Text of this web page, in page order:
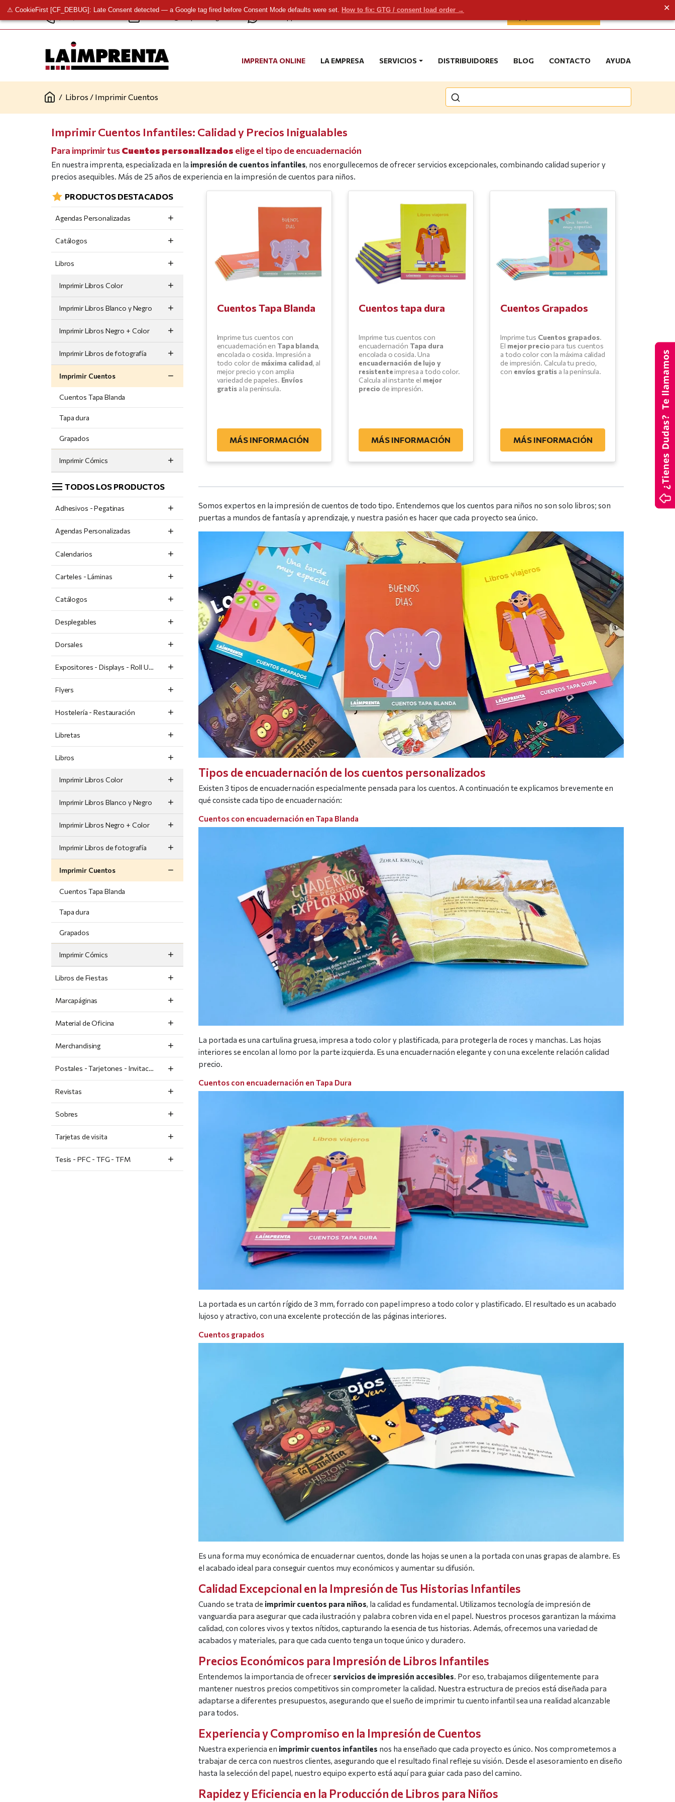
⚠ CookieFirst [CF_DEBUG]: Late Consent detected — a Google tag fired before Consent Mode defaults were set. How to fix: GTG / consent load order →
✕
IMPRENTA ONLINE LA EMPRESA SERVICIOS DISTRIBUIDORES BLOG CONTACTO AYUDA
/ Libros / Imprimir Cuentos
Imprimir Cuentos Infantiles: Calidad y Precios Inigualables
Para imprimir tusCuentos personalizados elige el tipo de encuadernación
En nuestra imprenta, especializada en la impresión de cuentos infantiles, nos enorgullecemos de ofrecer servicios excepcionales, combinando calidad superior y
precios asequibles. Más de 25 años de experiencia en la impresión de cuentos para niños.
PRODUCTOS DESTACADOS
Agendas Personalizadas
Catálogos
Libros
Imprimir Libros Color
Imprimir Libros Blanco y Negro
Imprimir Libros Negro + Color
Imprimir Libros de fotografía
Imprimir Cuentos
Cuentos Tapa Blanda
Tapa dura
Grapados
Imprimir Cómics
TODOS LOS PRODUCTOS
Adhesivos - Pegatinas
Agendas Personalizadas
Calendarios
Carteles - Láminas
Catálogos
Desplegables
Dorsales
Expositores - Displays - Roll Ups
Flyers
Hostelería - Restauración
Libretas
Libros
Imprimir Libros Color
Imprimir Libros Blanco y Negro
Imprimir Libros Negro + Color
Imprimir Libros de fotografía
Imprimir Cuentos
Cuentos Tapa Blanda
Tapa dura
Grapados
Imprimir Cómics
Libros de Fiestas
Marcapáginas
Material de Oficina
Merchandising
Postales - Tarjetones - Invitaciones
Revistas
Sobres
Tarjetas de visita
Tesis - PFC - TFG - TFM
Cuentos Tapa Blanda
Imprime tus cuentos con
encuadernación en Tapa blanda,
encolada o cosida. Impresión a
todo color de máxima calidad, al
mejor precio y con amplia
variedad de papeles. Envíos
gratisa la península.
MÁS INFORMACIÓN
Cuentos tapa dura
Imprime tus cuentos con
encuadernación Tapa dura
encolada o cosida. Una
encuadernación de lujo y
resistenteimpresa a todo color.
Calcula al instante el mejor
precio de impresión.
MÁS INFORMACIÓN
Cuentos Grapados
Imprime tus Cuentos grapados.
El mejor preciopara tus cuentos
a todo color con la máxima calidad
de impresión. Calcula tu precio,
con envíos gratis a la península.
MÁS INFORMACIÓN
Somos expertos en la impresión de cuentos de todo tipo. Entendemos que los cuentos para niños no son solo libros; son
puertas a mundos de fantasía y aprendizaje, y nuestra pasión es hacer que cada proyecto sea único.
Tipos de encuadernación de los cuentos personalizados
Existen 3 tipos de encuadernación especialmente pensada para los cuentos. A continuación te explicamos brevemente en
qué consiste cada tipo de encuadernación:
Cuentos con encuadernación en Tapa Blanda
La portada es una cartulina gruesa, impresa a todo color y plastificada, para protegerla de roces y manchas. Las hojas
interiores se encolan al lomo por la parte izquierda. Es una encuadernación elegante y con una excelente relación calidad
precio.
Cuentos con encuadernación en Tapa Dura
La portada es un cartón rígido de 3 mm, forrado con papel impreso a todo color y plastificado. El resultado es un acabado
lujoso y atractivo, con una excelente protección de las páginas interiores.
Cuentos grapados
Es una forma muy económica de encuadernar cuentos, donde las hojas se unen a la portada con unas grapas de alambre. Es
el acabado ideal para conseguir cuentos muy económicos y aumentar su difusión.
Calidad Excepcional en la Impresión de Tus Historias Infantiles
Cuando se trata de imprimir cuentos para niños, la calidad es fundamental. Utilizamos tecnología de impresión de
vanguardia para asegurar que cada ilustración y palabra cobren vida en el papel. Nuestros procesos garantizan la máxima
calidad, con colores vivos y textos nítidos, capturando la esencia de tus historias. Además, ofrecemos una variedad de
acabados y materiales, para que cada cuento tenga un toque único y duradero.
Precios Económicos para Impresión de Libros Infantiles
Entendemos la importancia de ofrecer servicios de impresión accesibles. Por eso, trabajamos diligentemente para
mantener nuestros precios competitivos sin comprometer la calidad. Nuestra estructura de precios está diseñada para
adaptarse a diferentes presupuestos, asegurando que el sueño de imprimir tu cuento infantil sea una realidad alcanzable
para todos.
Experiencia y Compromiso en la Impresión de Cuentos
Nuestra experiencia en imprimir cuentos infantiles nos ha enseñado que cada proyecto es único. Nos comprometemos a
trabajar de cerca con nuestros clientes, asegurando que el resultado final refleje su visión. Desde el asesoramiento en diseño
hasta la selección del papel, nuestro equipo experto está aquí para guiar cada paso del camino.
Rapidez y Eficiencia en la Producción de Libros para Niños